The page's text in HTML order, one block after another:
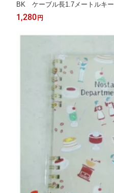
BK ケーブル長1.7メートルキ
Vista
1,280 円